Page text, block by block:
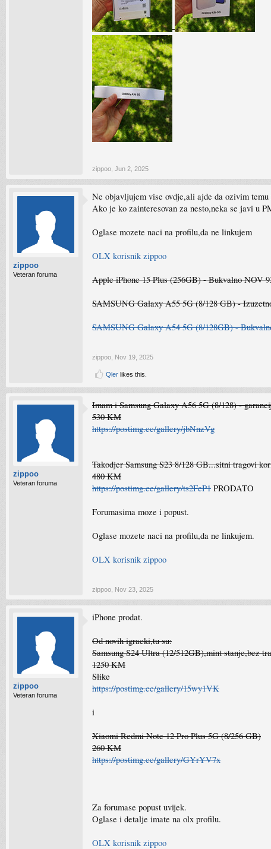
zippoo Jun 2, 2025
zippoo
Veteran foruma
Ne objavljujem vise ovdje,ali ajde da ozivim temu
Ako je ko zainteresovan za nesto,neka se javi u
Oglase mozete naci na profilu,da ne linkujem
OLX korisnik zippoo
Apple iPhone 15 Plus (256GB) - Bukvalno NOV
SAMSUNG Galaxy A55 5G (8/128 GB) -
SAMSUNG Galaxy A54 5G (8/128GB) -
zippoo Nov 19, 2025
Qler likes this.
zippoo
Veteran foruma
Imam i Samsung Galaxy A56 5G (8/128) -
530 KM
https://postimg.cc/gallery/jbNnzVg
Takodjer Samsung S23 8/128 GB...sitni tragovi
480 KM
https://postimg.cc/gallery/ts2FcP1 PRODATO
Forumasima moze i popust.
Oglase mozete naci na profilu,da ne linkujem.
OLX korisnik zippoo
zippoo Nov 23, 2025
zippoo
Veteran foruma
iPhone prodat.
Od novih igracki,tu su:
Samsung S24 Ultra (12/512GB),mint stanje,bez
1250 KM
Slike
https://postimg.cc/gallery/15wy1VK
i
Xiaomi Redmi Note 12 Pro Plus 5G (8/256 GB)
260 KM
https://postimg.cc/gallery/GYrYV7x
Za forumase popust uvijek.
Oglase i detalje imate na olx profilu.
OLX korisnik zippoo